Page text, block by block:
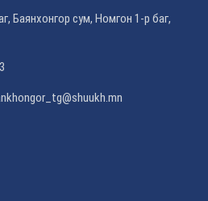
Баянхонгор сум, Номгон 1-р баг,